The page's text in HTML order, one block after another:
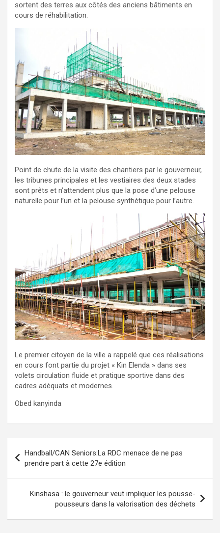
sortent des terres aux côtés des anciens bâtiments en
cours de réhabilitation.
Point de chute de la visite des chantiers par le gouverneur,
les tribunes principales et les vestiaires des deux stades
sont prêts et n’attendent plus que la pose d’une pelouse
naturelle pour l’un et la pelouse synthétique pour l’autre.
Le premier citoyen de la ville a rappelé que ces réalisations
en cours font partie du projet « Kin Elenda » dans ses
volets circulation fluide et pratique sportive dans des
cadres adéquats et modernes.
Obed kanyinda
de
l’article
Handball/CAN Seniors:La RDC menace de ne pas
prendre part à cette 27e édition
Kinshasa : le gouverneur veut impliquer les pousse-
pousseurs dans la valorisation des déchets